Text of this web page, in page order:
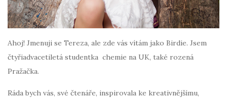
Ahoj! Jmenuji se Tereza, ale zde vás vítám jako Birdie. Jsem
čtyřiadvacetiletá studentka chemie na UK, také rozená
Pražačka.
Ráda bych vás, své čtenáře, inspirovala ke kreativnějšímu,